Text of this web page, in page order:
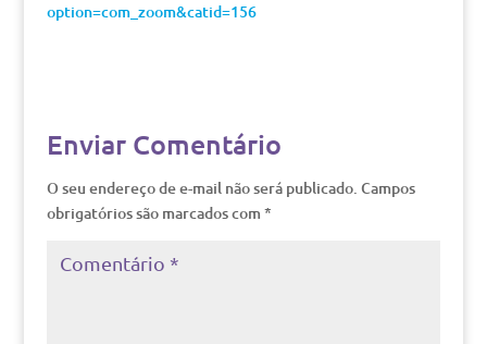
option=com_zoom&catid=156
Enviar Comentário
O seu endereço de e-mail não será publicado. Campos
obrigatórios são marcados com *